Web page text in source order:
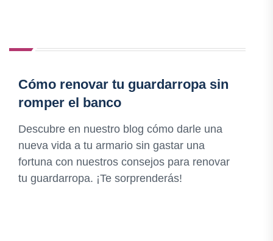
Cómo renovar tu guardarropa sin
romper el banco
Descubre en nuestro blog cómo darle una
nueva vida a tu armario sin gastar una
fortuna con nuestros consejos para renovar
tu guardarropa. ¡Te sorprenderás!